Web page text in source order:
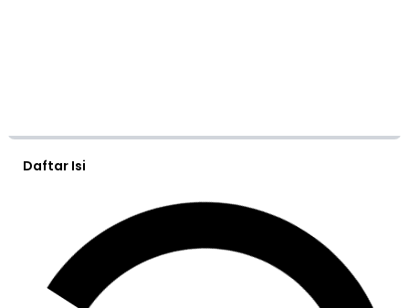
Daftar Isi